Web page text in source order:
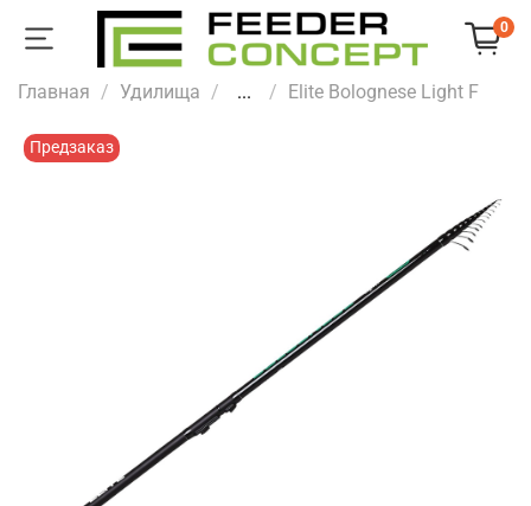
0
Главная Удилища ... Elite Bolognese Light F
Предзаказ